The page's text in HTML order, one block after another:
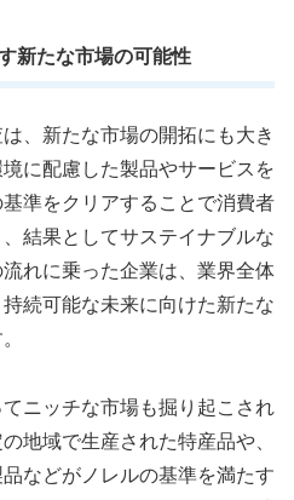
新たな市場の可能性
、新たな市場の開拓にも大き
に配慮した製品やサービスを
準をクリアすることで消費者
結果としてサステイナブルな
れに乗った企業は、業界全体
続可能な未来に向けた新たな
ニッチな市場も掘り起こされ
地域で生産された特産品や、
などがノレルの基準を満たす